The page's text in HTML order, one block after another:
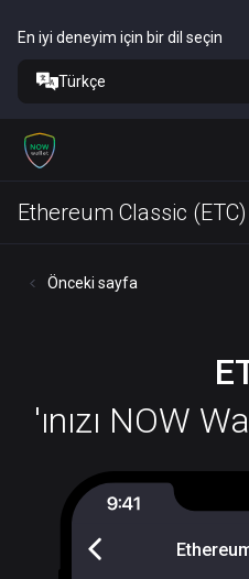
En iyi deneyim için bir dil seçin
Türkçe
Ethereum Classic (ETC)
Önceki sayfa
'ınızı NOW